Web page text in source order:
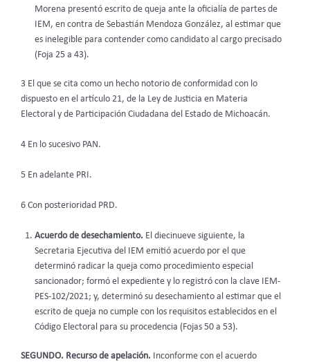
Morena presentó escrito de queja ante la oficialía de partes de
IEM, en contra de Sebastián Mendoza González, al estimar que
es inelegible para contender como candidato al cargo precisado
(Foja 25 a 43).
3 El que se cita como un hecho notorio de conformidad con lo
dispuesto en el artículo 21, de la Ley de Justicia en Materia
Electoral y de Participación Ciudadana del Estado de Michoacán.
4 En lo sucesivo PAN.
5 En adelante PRI.
6 Con posterioridad PRD.
Acuerdo de desechamiento. El diecinueve siguiente, la
Secretaria Ejecutiva del IEM emitió acuerdo por el que
determinó radicar la queja como procedimiento especial
sancionador; formó el expediente y lo registró con la clave IEM-
PES-102/2021; y, determinó su desechamiento al estimar que el
escrito de queja no cumple con los requisitos establecidos en el
Código Electoral para su procedencia (Fojas 50 a 53).
SEGUNDO. Recurso de apelación.
Inconforme con el acuerdo